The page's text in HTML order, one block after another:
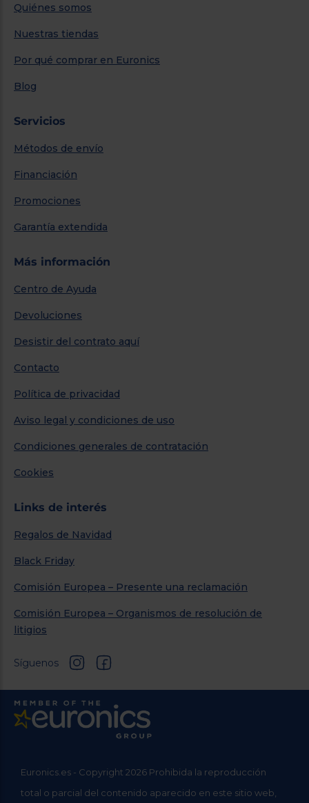
Quiénes somos
Nuestras tiendas
Por qué comprar en Euronics
Blog
Servicios
Métodos de envío
Financiación
Promociones
Garantía extendida
Más información
Centro de Ayuda
Devoluciones
Desistir del contrato aquí
Contacto
Política de privacidad
Aviso legal y condiciones de uso
Condiciones generales de contratación
Cookies
Links de interés
Regalos de Navidad
Black Friday
Comisión Europea – Presente una reclamación
Comisión Europea – Organismos de resolución de
litigios
Síguenos
Euronics.es - Copyright 2026 Prohibida la reproducción
total o parcial del contenido aparecido en este sitio web,